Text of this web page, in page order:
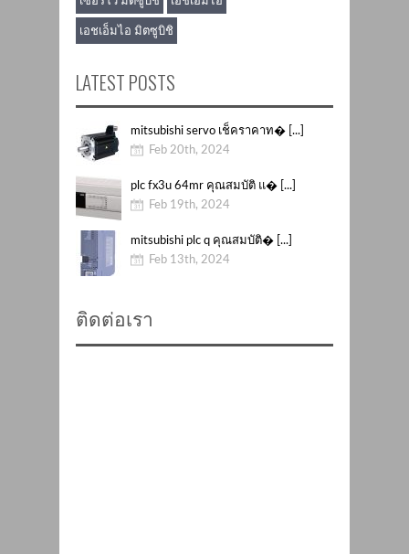
เอชเอ็มไอ มิตซูบิชิ
LATEST POSTS
mitsubishi servo เช็คราคาท� [...]
Feb 20th, 2024
plc fx3u 64mr คุณสมบัติ แ� [...]
Feb 19th, 2024
mitsubishi plc q คุณสมบัติ� [...]
Feb 13th, 2024
ติดต่อเรา